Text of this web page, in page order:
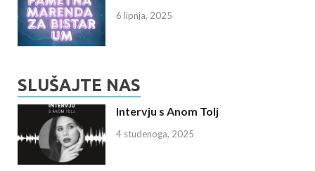
6 lipnja, 2025
SLUŠAJTE NAS
Intervju s Anom Tolj
4 studenoga, 2025